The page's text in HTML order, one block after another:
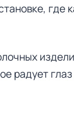
где
радует